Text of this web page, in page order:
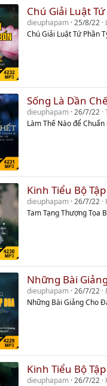
Chú Giải Luật
dieuphapam 25/8/22
Chú Giải Luật Tứ Phần
Sống Là Dần
dieuphapam 26/7/22
Làm Thế Nào để
Kinh Tiểu Bộ
dieuphapam 26/7/22
Tam Tạng Thượng Tọa
Những Bài
dieuphapam 26/7/22
Những Bài Giảng Cho
Kinh Tiểu Bộ
dieuphapam 26/7/22